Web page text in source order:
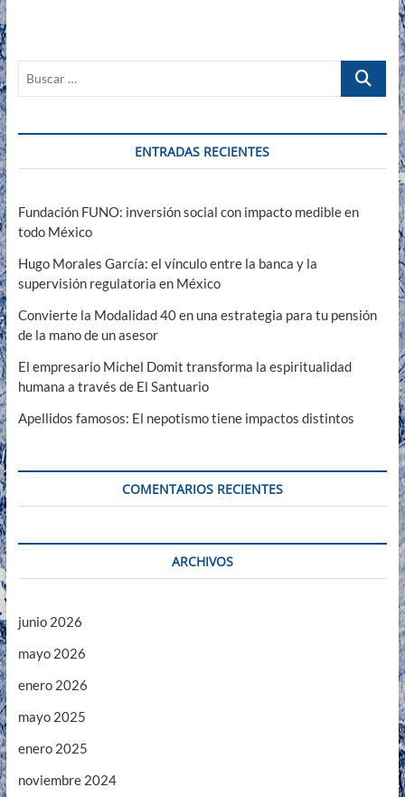
Buscar
ENTRADAS RECIENTES
Fundación FUNO: inversión social con impacto medible en
todo México
Hugo Morales García: el vínculo entre la banca y la
supervisión regulatoria en México
Convierte la Modalidad 40 en una estrategia para tu pensión
de la mano de un asesor
El empresario Michel Domit transforma la espiritualidad
humana a través de El Santuario
Apellidos famosos: El nepotismo tiene impactos distintos
COMENTARIOS RECIENTES
ARCHIVOS
junio 2026
mayo 2026
enero 2026
mayo 2025
enero 2025
noviembre 2024